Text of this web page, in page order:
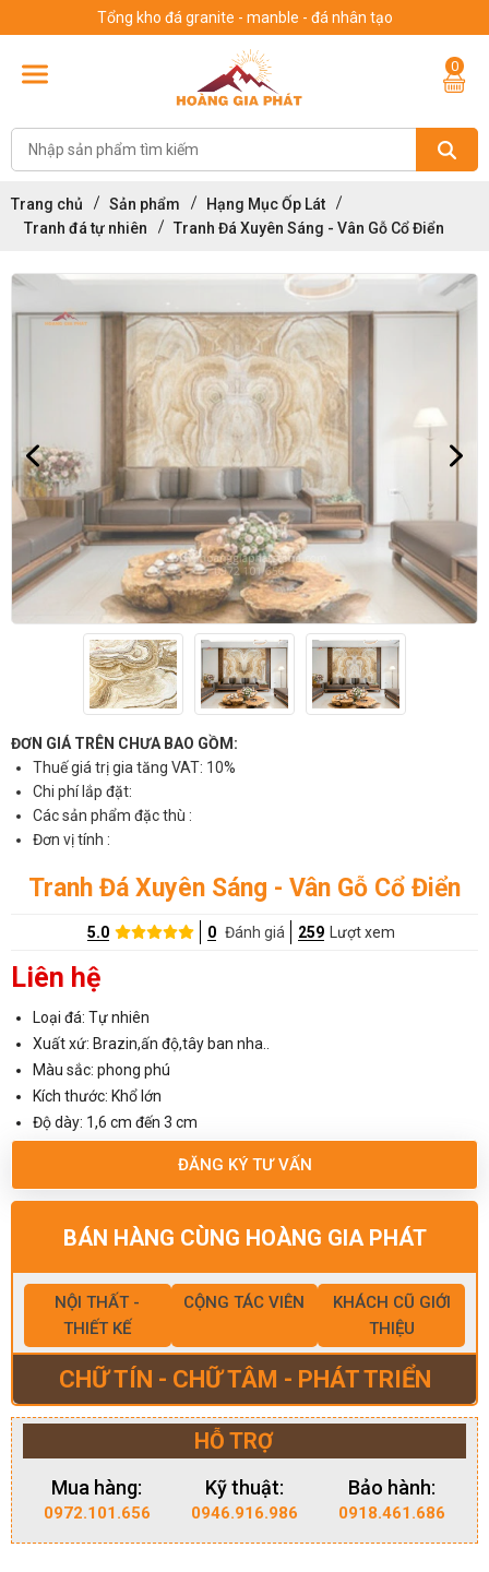
Tổng kho đá granite - manble - đá nhân tạo
0
Trang chủ Sản phẩm
Hạng Mục Ốp Lát
Tranh đá tự nhiên
Tranh Đá Xuyên Sáng - Vân Gỗ Cổ Điển
ĐƠN GIÁ TRÊN CHƯA BAO GỒM:
Thuế giá trị gia tăng VAT: 10%
Chi phí lắp đặt:
Các sản phẩm đặc thù :
Đơn vị tính :
Tranh Đá Xuyên Sáng - Vân Gỗ Cổ Điển
5.0 0 Đánh giá 259 Lượt xem
Liên hệ
Loại đá: Tự nhiên
Xuất xứ: Brazin,ấn độ,tây ban nha..
Màu sắc: phong phú
Kích thước: Khổ lớn
Độ dày: 1,6 cm đến 3 cm
ĐĂNG KÝ TƯ VẤN
BÁN HÀNG CÙNG HOÀNG GIA PHÁT
NỘI THẤT -
THIẾT KẾ
CỘNG TÁC VIÊN
KHÁCH CŨ GIỚI
THIỆU
CHỮ TÍN - CHỮ TÂM - PHÁT TRIỂN
HỖ TRỢ
Mua hàng:
0972.101.656
Kỹ thuật:
0946.916.986
Bảo hành:
0918.461.686